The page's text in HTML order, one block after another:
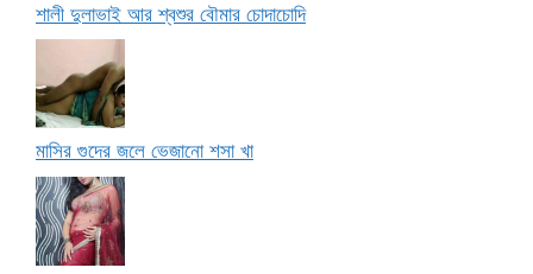
শালী দুলাভাই আর শ্বশুর বৌমার চোদাচোদি
মাসির গুদের জলে ভেজানো শসা খা